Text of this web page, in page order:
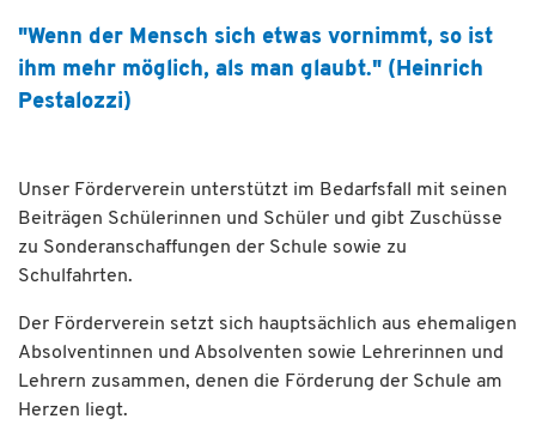
Offene Stellen
"Wenn der Mensch sich etwas vornimmt, so ist
ihm mehr möglich, als man glaubt." (Heinrich
Pestalozzi)
Unser Förderverein unterstützt im Bedarfsfall mit seinen
Beiträgen Schülerinnen und Schüler und gibt Zuschüsse
zu Sonderanschaffungen der Schule sowie zu
Schulfahrten.
Der Förderverein setzt sich hauptsächlich aus ehemaligen
Absolventinnen und Absolventen sowie Lehrerinnen und
Lehrern zusammen, denen die Förderung der Schule am
Herzen liegt.